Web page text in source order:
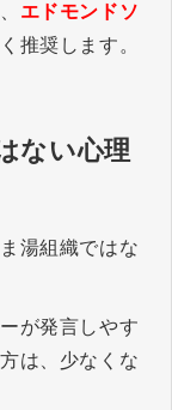
エドモンドソ
推奨します。
ない心理
湯組織ではな
が発言しやす
は、少なくな